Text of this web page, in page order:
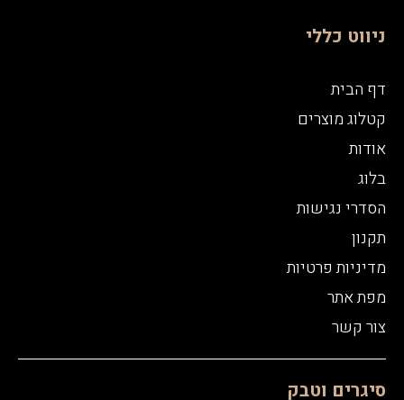
ניווט כללי
דף הבית
קטלוג מוצרים
אודות
בלוג
הסדרי נגישות
תקנון
מדיניות פרטיות
מפת אתר
צור קשר
סיגרים וטבק